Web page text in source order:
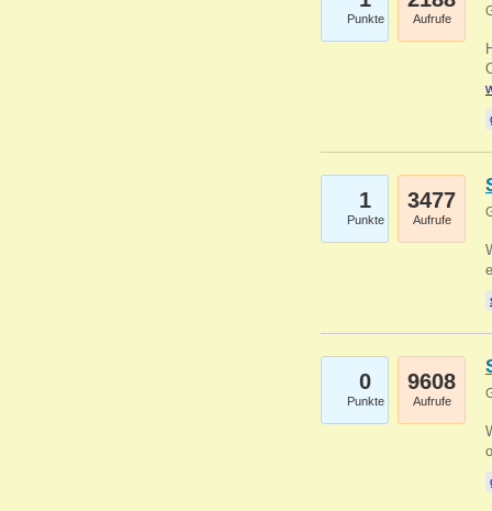
Punkte Aufrufe
1
Punkte
3477
Aufrufe
0
Punkte
9608
Aufrufe